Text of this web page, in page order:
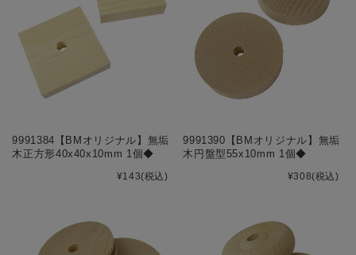
9991384【BMオリジナル】無垢
木正方形40x40x10mm 1個◆
¥143(税込)
9991390【BMオリジナル】無垢
木円盤型55x10mm 1個◆
¥308(税込)